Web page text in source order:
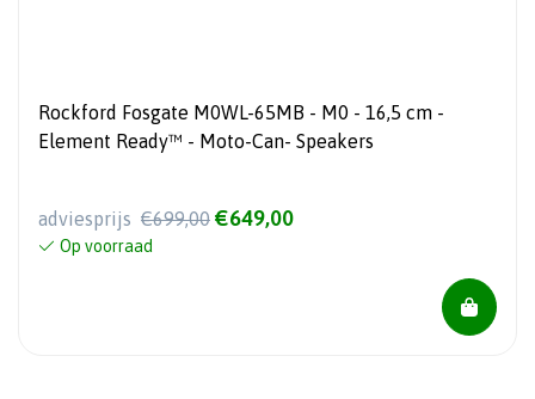
Rockford Fosgate M0WL-65MB - M0 - 16,5 cm -
Element Ready™ - Moto-Can- Speakers
adviesprijs €699,00 €649,00
Op voorraad